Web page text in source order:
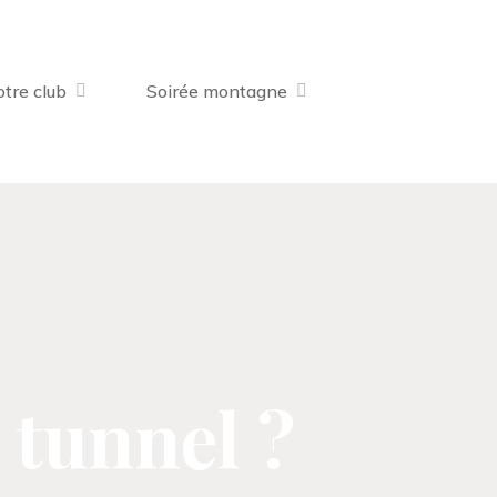
club Soirée montagne